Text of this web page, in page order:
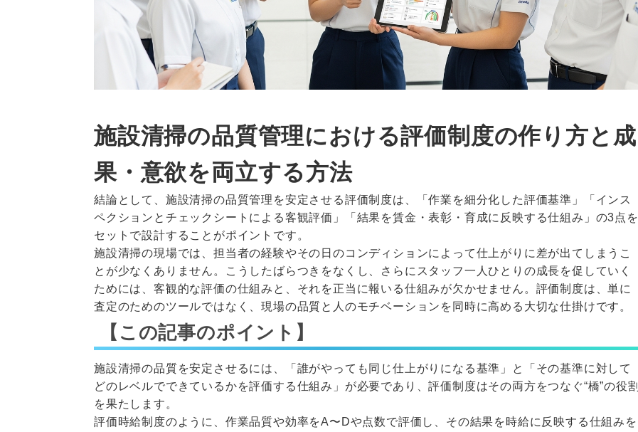
施設清掃の品質管理における評価制度の作り方と成
果・意欲を両立する方法
結論として、施設清掃の品質管理を安定させる評価制度は、「作業を細分化した評価基準」「インス
ペクションとチェックシートによる客観評価」「結果を賃金・表彰・育成に反映する仕組み」の3点を
セットで設計することがポイントです。
施設清掃の現場では、担当者の経験やその日のコンディションによって仕上がりに差が出てしまうこ
とが少なくありません。こうしたばらつきをなくし、さらにスタッフ一人ひとりの成長を促していく
ためには、客観的な評価の仕組みと、それを正当に報いる仕組みが欠かせません。評価制度は、単に
査定のためのツールではなく、現場の品質と人のモチベーションを同時に高める大切な仕掛けです。
【この記事のポイント】
施設清掃の品質を安定させるには、「誰がやっても同じ仕上がりになる基準」と「その基準に対して
どのレベルでできているかを評価する仕組み」が必要であり、評価制度はその両方をつなぐ“橋”の役割
を果たします。
評価時給制度のように、作業品質や効率をA〜Dや点数で評価し、その結果を時給に反映する仕組みを